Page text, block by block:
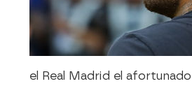
el Real Madrid el